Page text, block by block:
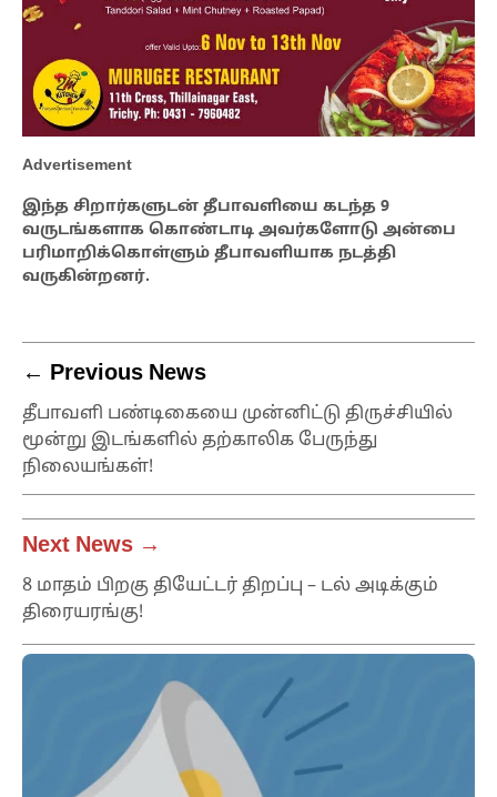
Advertisement
இந்த சிறார்களுடன் தீபாவளியை கடந்த 9
வருடங்களாக கொண்டாடி அவர்களோடு அன்பை
பரிமாறிக்கொள்ளும் தீபாவளியாக நடத்தி
வருகின்றனர்.
← Previous News
தீபாவளி பண்டிகையை முன்னிட்டு திருச்சியில்
மூன்று இடங்களில் தற்காலிக பேருந்து
நிலையங்கள்!
Next News →
8 மாதம் பிறகு தியேட்டர் திறப்பு – டல் அடிக்கும்
திரையரங்கு!